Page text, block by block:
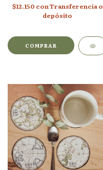
$12.150 conTransferencia o
depósito